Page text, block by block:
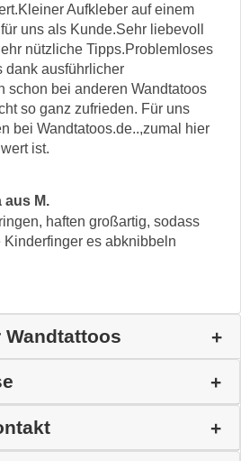
Aufkleber auf einem
uns als Kunde.Sehr liebevoll
nützliche Tipps.Problemloses
dank ausführlicher
schon bei anderen Wandtatoos
so ganz zufrieden. Für uns
bei Wandtatoos.de..,zumal hier
ist.
aus M.
haften großartig, sodass
es abknibbeln
Wandtattoos